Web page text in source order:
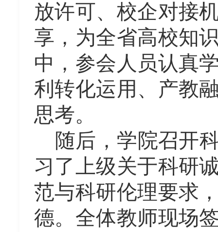
放许可、校企对接
享，为全省高校知
中，参会人员认真
利转化运用、产教
思考。
随后，学院召开
习了上级关于科研
范与科研伦理要求
德。全体教师现场